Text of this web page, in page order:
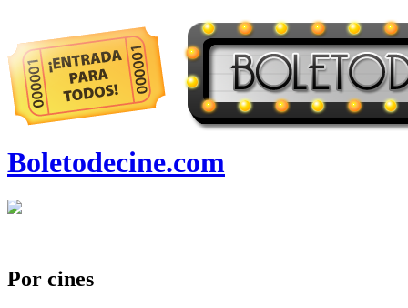
Boletodecine.com
Por cines